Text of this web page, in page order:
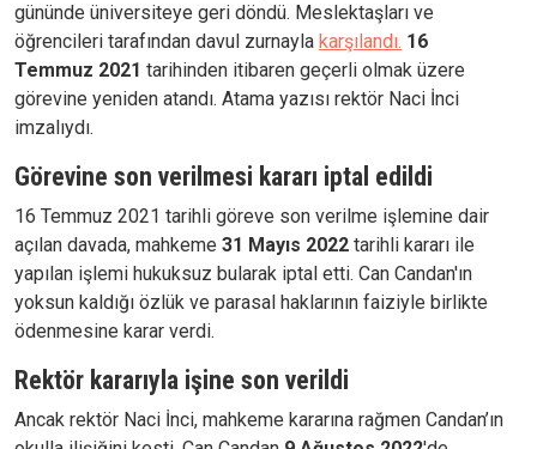
gününde üniversiteye geri döndü. Meslektaşları ve
öğrencileri tarafından davul zurnayla karşılandı. 16
Temmuz 2021 tarihinden itibaren geçerli olmak üzere
görevine yeniden atandı. Atama yazısı rektör Naci İnci
imzalıydı.
Görevine son verilmesi kararı iptal edildi
16 Temmuz 2021 tarihli göreve son verilme işlemine dair
açılan davada, mahkeme 31 Mayıs 2022 tarihli kararı ile
yapılan işlemi hukuksuz bularak iptal etti. Can Candan'ın
yoksun kaldığı özlük ve parasal haklarının faiziyle birlikte
ödenmesine karar verdi.
Rektör kararıyla işine son verildi
Ancak rektör Naci İnci, mahkeme kararına rağmen Candan’ın